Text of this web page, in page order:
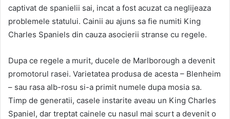
captivat de spanielii sai, incat a fost acuzat ca neglijeaza
problemele statului. Cainii au ajuns sa fie numiti King
Charles Spaniels din cauza asocierii stranse cu regele.
Dupa ce regele a murit, ducele de Marlborough a devenit
promotorul rasei. Varietatea produsa de acesta – Blenheim
– sau rasa alb-rosu si-a primit numele dupa mosia sa.
Timp de generatii, casele instarite aveau un King Charles
Spaniel, dar treptat cainele cu nasul mai scurt a devenit o